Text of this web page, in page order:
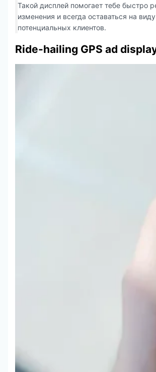
Такой дисплей помогает тебе быстро
изменения и всегда оставаться на
потенциальных клиентов.
Ride-hailing GPS ad